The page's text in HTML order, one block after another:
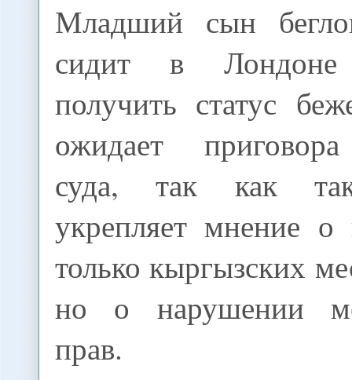
Младший сын
сидит в
получить статус
ожидает
суда, так как
укрепляет мнение
только кыргызских
но о нарушении
прав.